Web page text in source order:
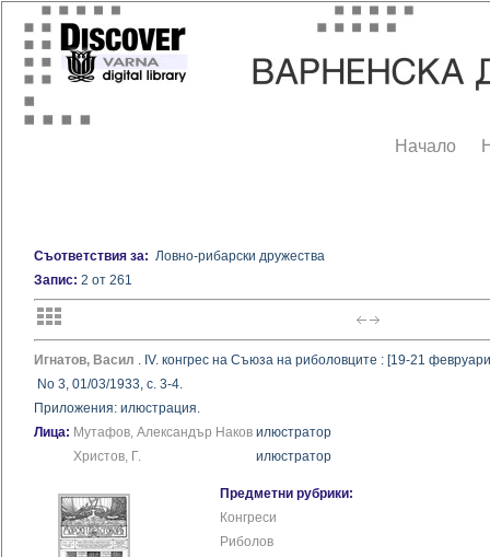
Начало
Съответствия за: Ловно-рибарски дружества
Запис: 2 от 261
Игнатов, Васил . IV. конгрес на Съюза на риболовците : [19-21
No 3, 01/03/1933, с. 3-4.
Приложения: илюстрация.
Лица: Мутафов, Александър Наков илюстратор
Христов, Г.
илюстратор
Предметни рубрики:
Конгреси
Риболов